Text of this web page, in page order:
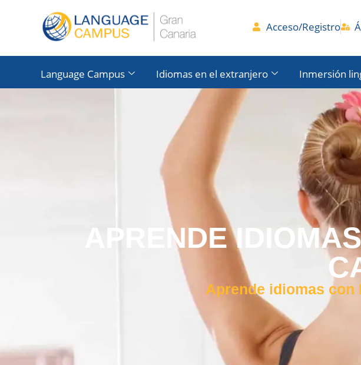
Acceso/Registro
Language Campus Idiomas en el extranjero Inmersión
APRENDE
Aprende idiomas con